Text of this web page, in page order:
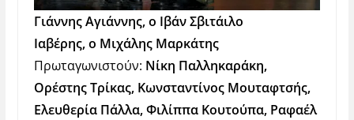
Γιάννης Αγιάννης, ο Ιβάν Σβιτάιλο
Ιαβέρης, ο Μιχάλης Μαρκάτης
Πρωταγωνιστούν: Νίκη Παλληκαράκη,
Ορέστης Τρίκας, Κωνσταντίνος Μουταφτσής,
Ελευθερία Πάλλα, Φιλίππα Κουτούπα, Ραφαέλ